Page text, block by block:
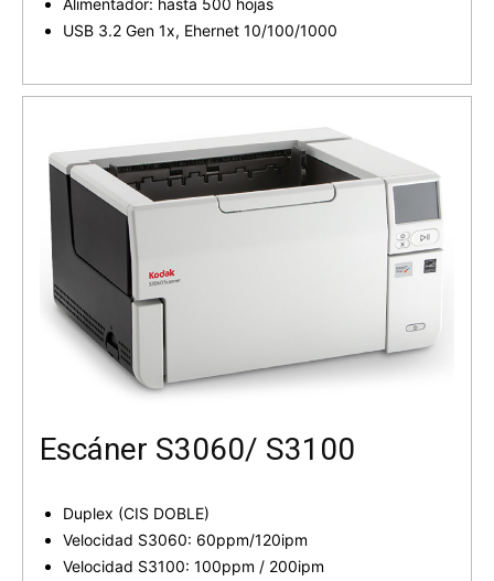
USB 3.2 Gen 1x, Ehernet 10/100/1000
Escáner S3060/ S3100
Duplex (CIS DOBLE)
Velocidad S3060: 60ppm/120ipm
Velocidad S3100: 100ppm / 200ipm